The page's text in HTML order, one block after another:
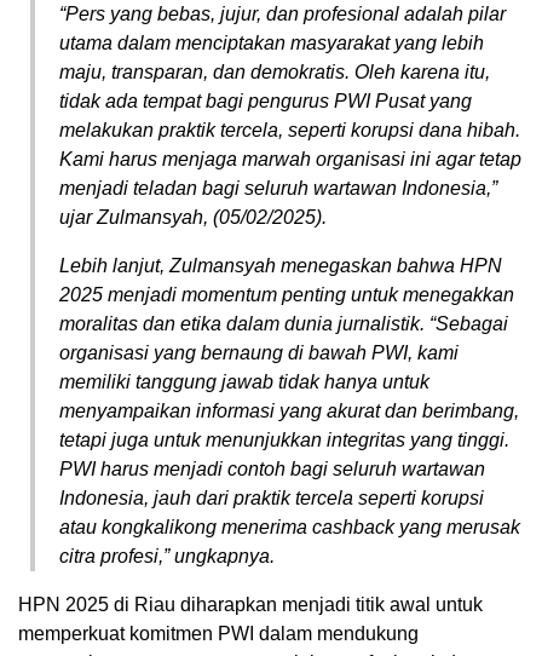
“Pers yang bebas, jujur, dan profesional adalah pilar
utama dalam menciptakan masyarakat yang lebih
maju, transparan, dan demokratis. Oleh karena itu,
tidak ada tempat bagi pengurus PWI Pusat yang
melakukan praktik tercela, seperti korupsi dana hibah.
Kami harus menjaga marwah organisasi ini agar tetap
menjadi teladan bagi seluruh wartawan Indonesia,”
ujar Zulmansyah, (05/02/2025).
Lebih lanjut, Zulmansyah menegaskan bahwa HPN
2025 menjadi momentum penting untuk menegakkan
moralitas dan etika dalam dunia jurnalistik. “Sebagai
organisasi yang bernaung di bawah PWI, kami
memiliki tanggung jawab tidak hanya untuk
menyampaikan informasi yang akurat dan berimbang,
tetapi juga untuk menunjukkan integritas yang tinggi.
PWI harus menjadi contoh bagi seluruh wartawan
Indonesia, jauh dari praktik tercela seperti korupsi
atau kongkalikong menerima cashback yang merusak
citra profesi,” ungkapnya.
HPN 2025 di Riau diharapkan menjadi titik awal untuk
memperkuat komitmen PWI dalam mendukung